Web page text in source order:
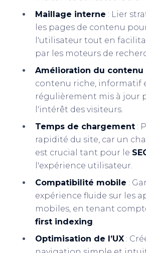
Maillage interne : Lier
les pages de contenu
l'utilisateur tout en
par les moteurs de
Amélioration du contenu
contenu riche, informatif
régulièrement mis à jour
l'intérêt des visiteurs.
Temps de chargement :
rapidité du site, car un
est crucial tant pour le
l'expérience utilisateur.
Compatibilité mobile :
expérience fluide sur les
mobiles, en tenant
first indexing.
Optimisation de l’UX :